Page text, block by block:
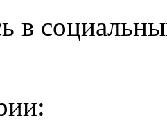
в